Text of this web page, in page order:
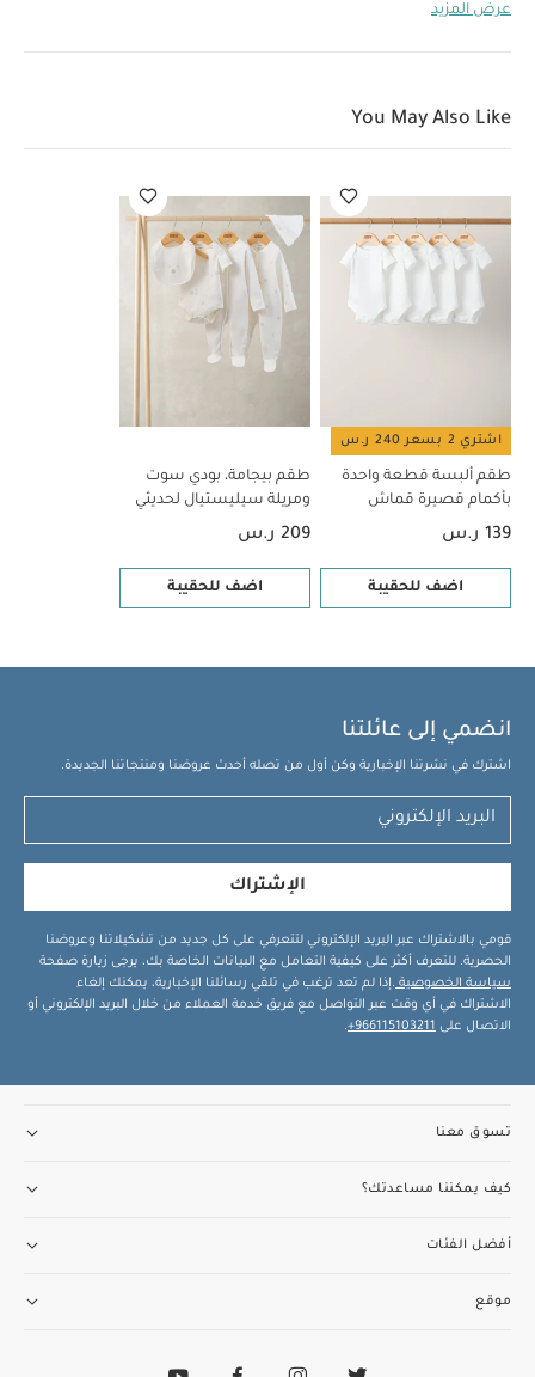
مواصفات المنتج:
سوت ومريلة سيليستيال لحديثي الولادة، 5 قطع
عرض المزيد
You May Also Like
اشتري 2 بسعر 240 ر.س
طقم ألبسة قطعة واحدة
بأكمام قصيرة قماش
عضوي بلون أبيض - 5 قطع
139 ر.س
اضف للحقيبة
طقم بيجامة، بودي سوت
ومريلة سيليستيال لحديثي
الولادة، 5 قطع
209 ر.س
اضف للحقيبة
انضمي إلى عائلتنا
اشترك في نشرتنا الإخبارية وكن أول من تصله أحدث عروضنا ومنتجاتنا الجديدة.
الإشتراك
قومي بالاشتراك عبر البريد الإلكتروني لتتعرفي على كل جديد من تشكيلاتنا وعروضنا
الحصرية. للتعرف أكثر على كيفية التعامل مع البيانات الخاصة بك، يرجى زيارة صفحة
سياسة الخصوصية .إذا لم تعد ترغب في تلقي رسائلنا الإخبارية، يمكنك إلغاء
الاشتراك في أي وقت عبر التواصل مع فريق خدمة العملاء من خلال البريد الإلكتروني أو
الاتصال على 966115103211+
.
تسوق معنا
كيف يمكننا مساعدتك؟
أفضل الفئات
موقع